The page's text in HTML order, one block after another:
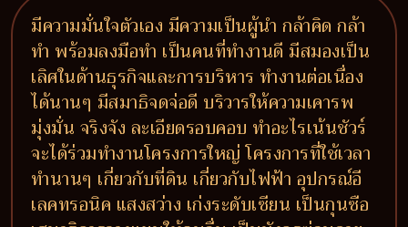
มีความมั่นใจตัวเอง มีความเป็นผู้นำ กล้าคิด กล้า
ทำ พร้อมลงมือทำ เป็นคนที่ทำงานดี มีสมองเป็น
เลิศในด้านธุรกิจและการบริหาร ทำงานต่อเนื่อง
ได้นานๆ มีสมาธิจดจ่อดี บริวารให้ความเคารพ
มุ่งมั่น จริงจัง ละเอียดรอบคอบ ทำอะไรเน้นชัวร์
จะได้ร่วมทำงานโครงการใหญ่ โครงการที่ใช้เวลา
ทำนานๆ เกี่ยวกับที่ดิน เกี่ยวกับไฟฟ้า อุปกรณ์อี
เลคทรอนิค แสงสว่าง เก่งระดับเซียน เป็นกุนซือ